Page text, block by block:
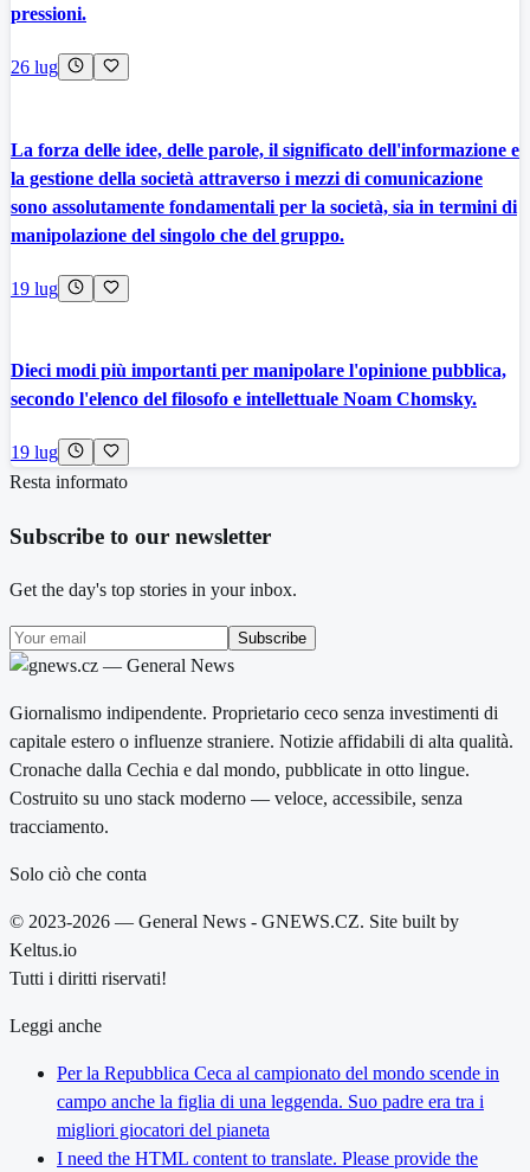
pressioni.
26 lug
La forza delle idee, delle parole, il significato dell'informazione e
la gestione della società attraverso i mezzi di comunicazione
sono assolutamente fondamentali per la società, sia in termini di
manipolazione del singolo che del gruppo.
19 lug
Dieci modi più importanti per manipolare l'opinione pubblica,
secondo l'elenco del filosofo e intellettuale Noam Chomsky.
19 lug
Resta informato
Subscribe to our newsletter
Get the day's top stories in your inbox.
Subscribe
Giornalismo indipendente. Proprietario ceco senza investimenti di
capitale estero o influenze straniere. Notizie affidabili di alta qualità.
Cronache dalla Cechia e dal mondo, pubblicate in otto lingue.
Costruito su uno stack moderno — veloce, accessibile, senza
tracciamento.
Solo ciò che conta
© 2023-2026 — General News - GNEWS.CZ. Site built by
Keltus.io
Tutti i diritti riservati!
Leggi anche
Per la Repubblica Ceca al campionato del mondo scende in
campo anche la figlia di una leggenda. Suo padre era tra i
migliori giocatori del pianeta
I need the HTML content to translate. Please provide the